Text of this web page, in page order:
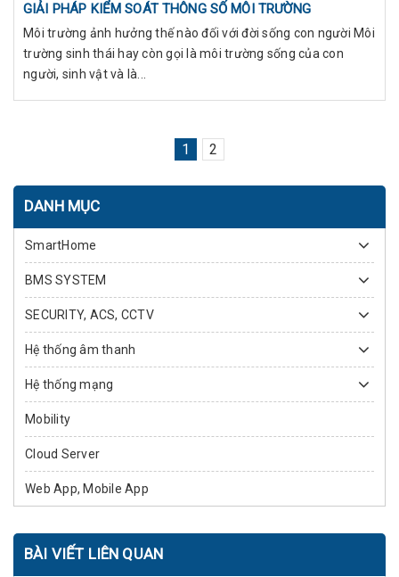
GIẢI PHÁP KIỂM SOÁT THÔNG SỐ MÔI TRƯỜNG
Môi trường ảnh hưởng thế nào đối với đời sống con người Môi
trường sinh thái hay còn gọi là môi trường sống của con
người, sinh vật và là...
1 2
DANH MỤC
SmartHome
BMS SYSTEM
SECURITY, ACS, CCTV
Hệ thống âm thanh
Hệ thống mạng
Mobility
Cloud Server
Web App, Mobile App
BÀI VIẾT LIÊN QUAN